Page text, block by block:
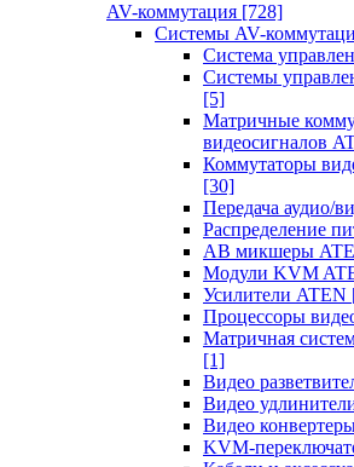
AV-коммутация [728]
Системы AV-
Система
Системы
[5]
Матричные
видеосигналов
Коммутаторы
[30]
Передача аудио/
Распределение
АВ микшеры
Модули KVM
Усилители ATEN
Процессоры
Матричная
[1]
Видео
Видео
Видео
KVM-